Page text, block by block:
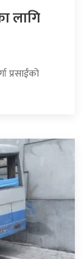
लागि
प्रसाईंको